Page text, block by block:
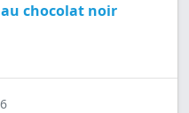
chocolat noir